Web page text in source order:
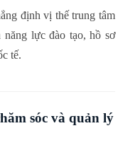
định vị thế trung tâm
năng lực đào tạo, hồ sơ
tế.
sóc và quản lý